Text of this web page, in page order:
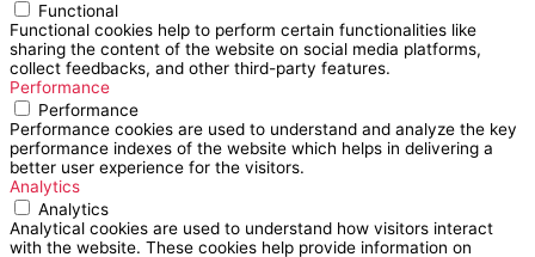
Functional
Functional cookies help to perform certain functionalities like
sharing the content of the website on social media platforms,
collect feedbacks, and other third-party features.
Performance
Performance
Performance cookies are used to understand and analyze the key
performance indexes of the website which helps in delivering a
better user experience for the visitors.
Analytics
Analytics
Analytical cookies are used to understand how visitors interact
with the website. These cookies help provide information on